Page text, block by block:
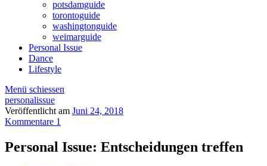
potsdamguide
torontoguide
washingtonguide
weimarguide
Personal Issue
Dance
Lifestyle
Menü schiessen
personalissue
Veröffentlicht am Juni 24, 2018
Kommentare 1
Personal Issue: Entscheidungen treffen